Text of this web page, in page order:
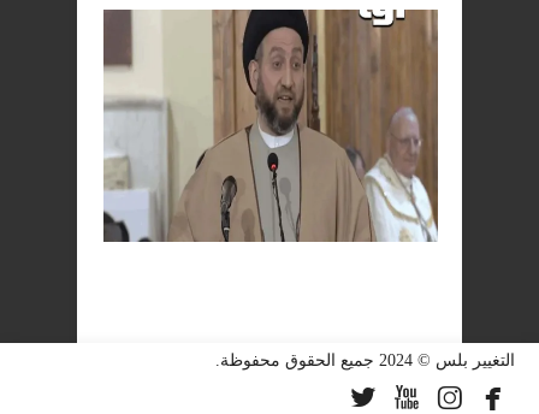
التغيير بلس © 2024 جميع الحقوق محفوظة.



